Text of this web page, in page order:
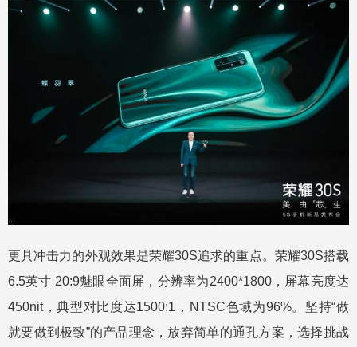
更具冲击力的外观效果是荣耀30S追求的重点。荣耀30S搭载
6.5英寸 20:9魅眼全面屏，分辨率为2400*1800，屏幕亮度达
450nit，典型对比度达1500:1，NTSC色域为96%。坚持“做
就要做到极致”的产品理念，放弃简单的通孔方案，选择挑战